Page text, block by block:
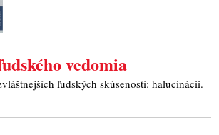
vedomia
ľudských skúseností: halucinácii.